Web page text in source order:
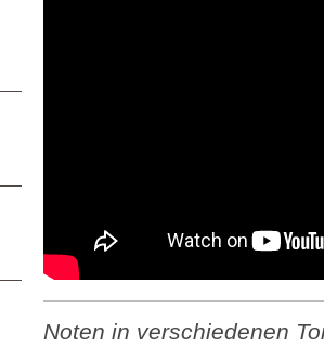
Noten in verschiedenen